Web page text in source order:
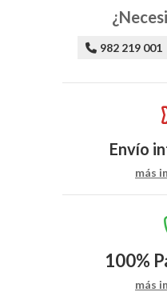
982 219 001
Envío
más
100%
más